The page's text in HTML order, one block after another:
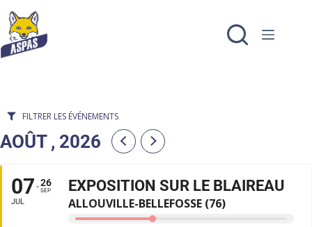
AOÛT , 2026
07
JUL
26
SEP EXPOSITION SUR LE BLAIREAU
ALLOUVILLE-BELLEFOSSE (76)